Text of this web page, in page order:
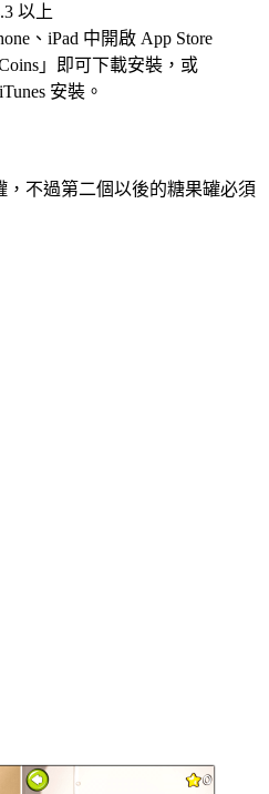
以上
、iPad 中開啟 App Store
」即可下載安裝，或
安裝。
，不過第二個以後的糖果罐必須